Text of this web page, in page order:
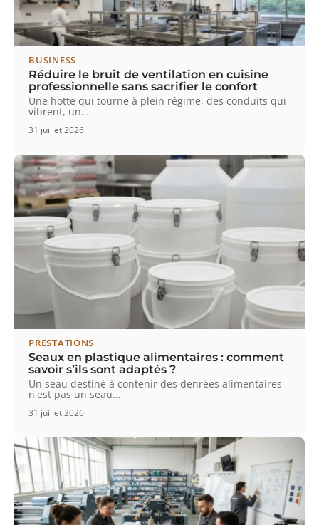
BUSINESS
Réduire le bruit de ventilation en cuisine
professionnelle sans sacrifier le confort
Une hotte qui tourne à plein régime, des conduits qui
vibrent, un…
31 juillet 2026
PRESTATIONS
Seaux en plastique alimentaires : comment
savoir s’ils sont adaptés ?
Un seau destiné à contenir des denrées alimentaires
n'est pas un seau…
31 juillet 2026